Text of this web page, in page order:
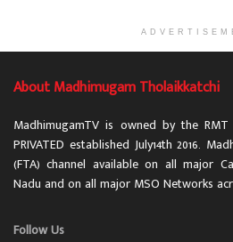
About Madhimugam Tholaikkatchi
MadhimugamTV is owned by the RMT
PRIVATED established July14th 2016.
(FTA) channel available on all major
Nadu and on all major MSO Networks
Follow Us